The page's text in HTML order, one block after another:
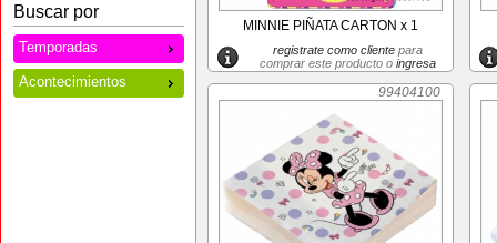
Buscar por
Temporadas
Acontecimientos
MINNIE PIÑATA CARTON x 1
registrate como clientepara
comprar este producto o ingresa
99404100